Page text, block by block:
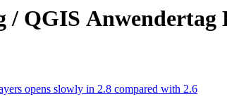
QGIS
opens slowly in 2.8 compared with 2.6